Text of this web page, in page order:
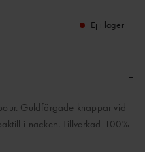
Ej i lager
–
Guldfärgade knappar vid
i nacken. Tillverkad 100%